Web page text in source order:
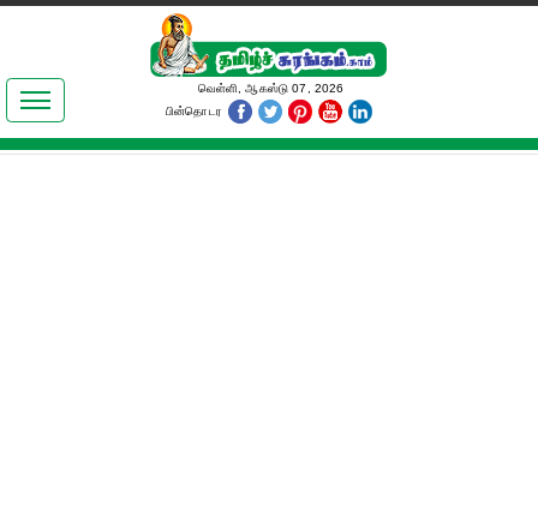
இலக்கியங்கள்
தமிழ் உலகம்
வெள்ளி, ஆகஸ்டு 07, 2026
பின்தொடர